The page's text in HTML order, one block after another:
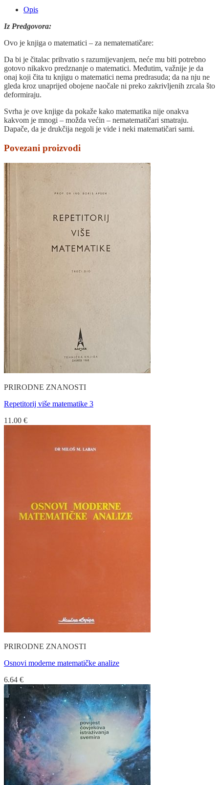
Opis
Iz Predgovora:
Ovo je knjiga o matematici – za nematematičare:
Da bi je čitalac prihvatio s razumijevanjem, neće mu biti potrebno
gotovo nikakvo predznanje o matematici. Međutim, važnije je da
onaj koji čita tu knjigu o matematici nema predrasuda; da na nju ne
gleda kroz unaprijed obojene naočale ni preko zakrivljenih zrcala što
deformiraju.
Svrha je ove knjige da pokaže kako matematika nije onakva
kakvom je mnogi – možda većin – nematematičari smatraju.
Dapače, da je drukčija negoli je vide i neki matematičari sami.
Povezani proizvodi
PRIRODNE ZNANOSTI
Repetitorij više matematike 3
11.00 €
PRIRODNE ZNANOSTI
Osnovi moderne matematičke analize
6.64 €